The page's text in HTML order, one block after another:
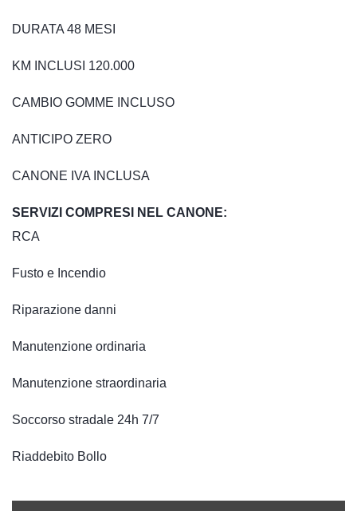
DURATA 48 MESI
KM INCLUSI 120.000
CAMBIO GOMME INCLUSO
ANTICIPO ZERO
CANONE IVA INCLUSA
SERVIZI COMPRESI NEL CANONE:
RCA
Fusto e Incendio
Riparazione danni
Manutenzione ordinaria
Manutenzione straordinaria
Soccorso stradale 24h 7/7
Riaddebito Bollo